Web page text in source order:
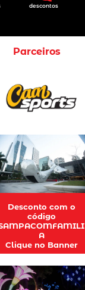
descontos
Parceiros
Desconto com o
código
A
Clique no Banner